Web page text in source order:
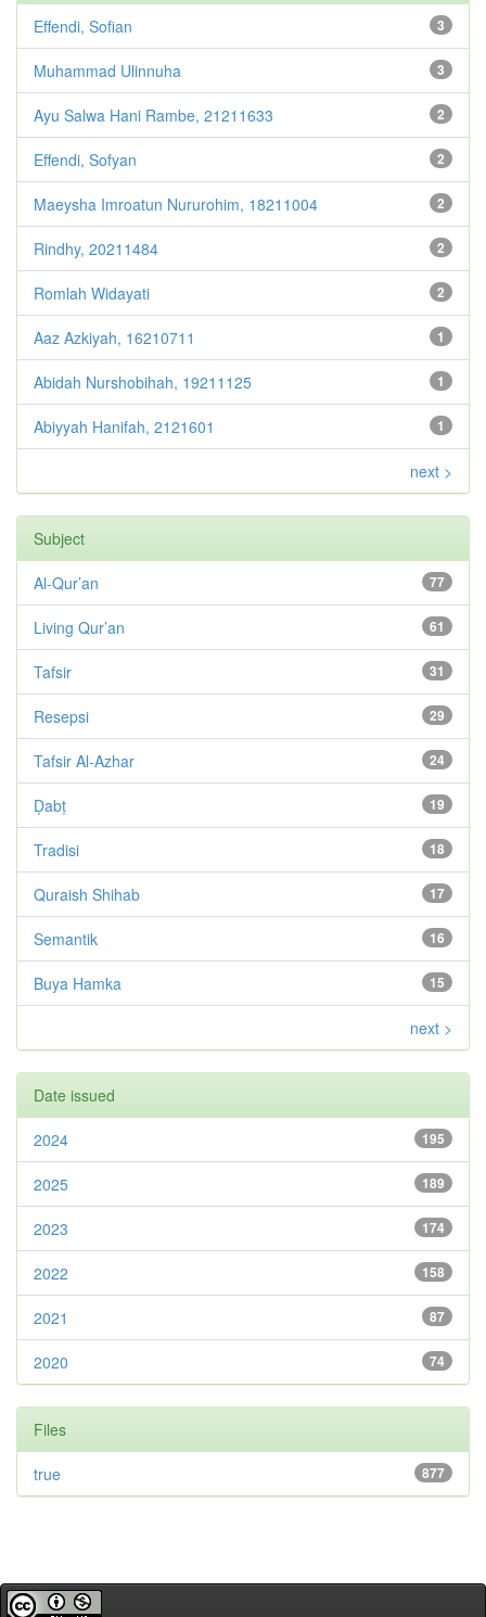
3
Effendi, Sofian
3
Muhammad Ulinnuha
2
Ayu Salwa Hani Rambe, 21211633
2
Effendi, Sofyan
2
Maeysha Imroatun Nururohim, 18211004
2
Rindhy, 20211484
2
Romlah Widayati
1
Aaz Azkiyah, 16210711
1
Abidah Nurshobihah, 19211125
1
Abiyyah Hanifah, 2121601
next >
Subject
77
Al-Qur’an
61
Living Qur’an
31
Tafsir
29
Resepsi
24
Tafsir Al-Azhar
19
Ḍabṭ
18
Tradisi
17
Quraish Shihab
16
Semantik
15
Buya Hamka
next >
Date issued
195
2024
189
2025
174
2023
158
2022
87
2021
74
2020
Files
877
true